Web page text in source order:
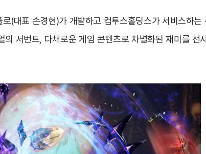
로(대표 손경현)가 개발하고 컴투스홀딩스가 서비스하
의 서번트, 다채로운 게임 콘텐츠로 차별화된 재미를 선